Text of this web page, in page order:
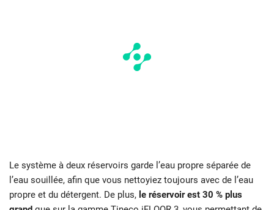
Le système à deux réservoirs garde l’eau propre séparée de
l’eau souillée, afin que vous nettoyiez toujours avec de l’eau
propre et du détergent. De plus, le réservoir est 30 % plus